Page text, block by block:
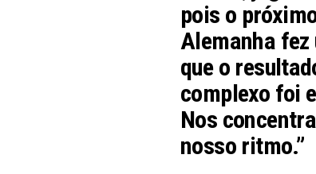
pois o
Alemanha
que o
complexo foi
Nos
nosso ritmo.”